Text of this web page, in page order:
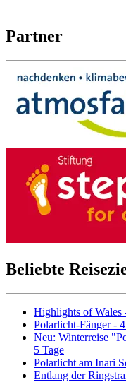
Partner
Beliebte
Highlights of Wales
Polarlicht-Fänger -
Neu: Winterreise
5 Tage
Polarlicht am Inari
Entlang der